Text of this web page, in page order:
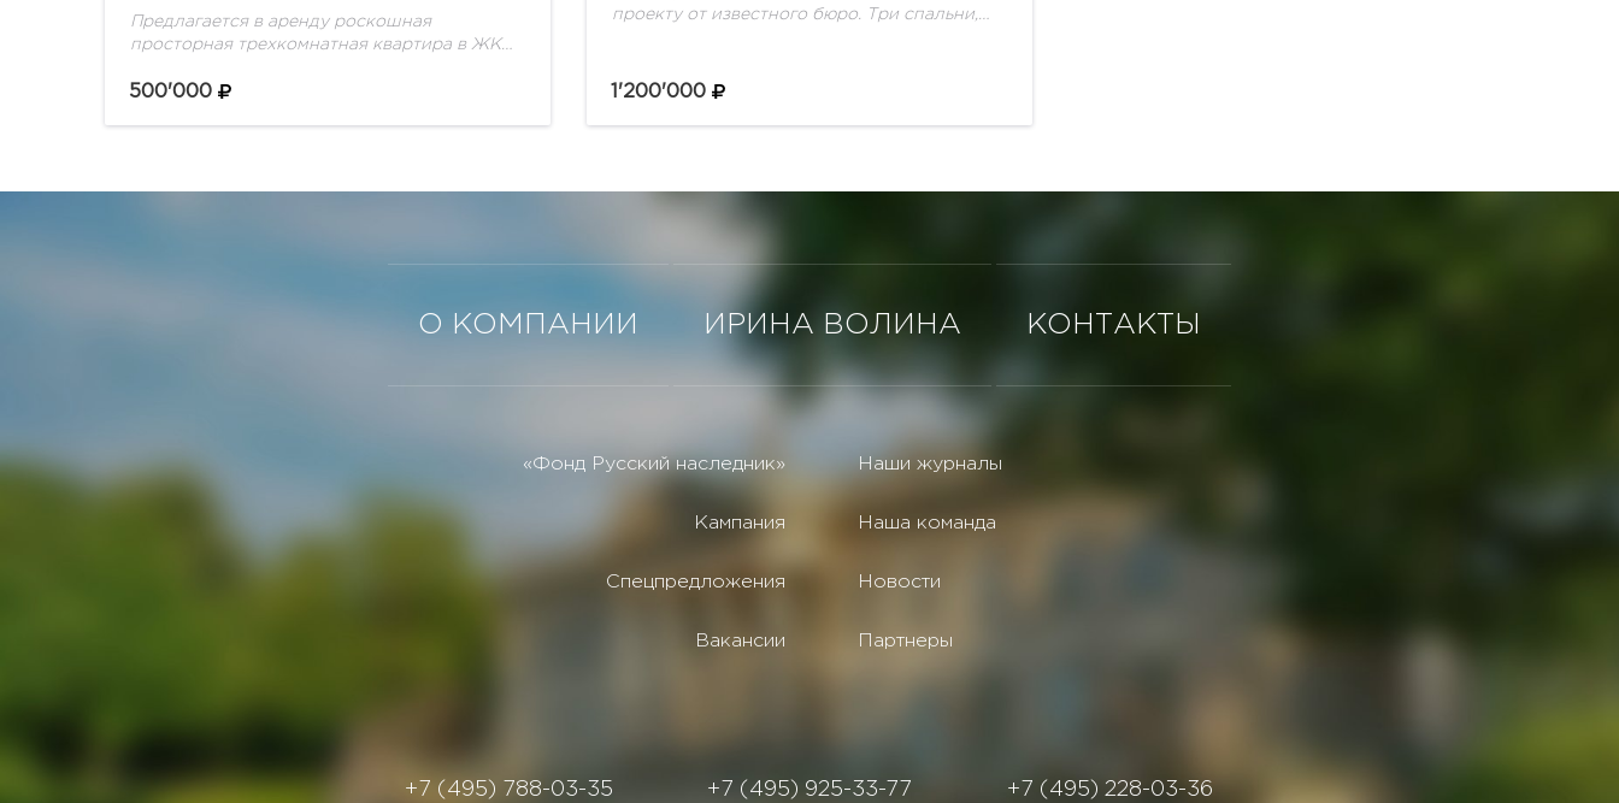
Предлагается в аренду роскошная
просторная трехкомнатная квартира в ЖК
планировка: гостиная, объединенная с
500'000
проекту от известного бюро. Три спальни,
отделке использованы редкие...
1'200'000
О КОМПАНИИ ИРИНА ВОЛИНА КОНТАКТЫ
«Фонд Русский наследник»
Кампания
Спецпредложения
Вакансии
Наши журналы
Наша команда
Новости
Партнеры
+7 (495) 788-03-35 +7 (495) 925-33-77 +7 (495) 228-03-36